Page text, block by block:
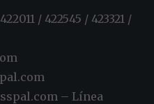
/ 422545 / 423321 /
– Línea